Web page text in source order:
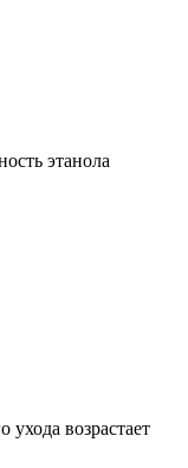
этанола
возрастает